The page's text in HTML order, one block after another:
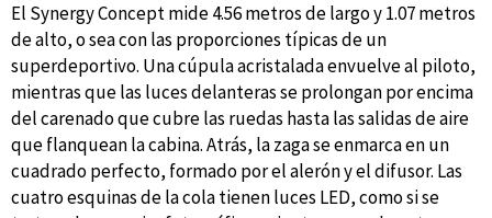
El Synergy Concept mide 4.56 metros de largo y 1.07 metros
de alto, o sea con las proporciones típicas de un
superdeportivo. Una cúpula acristalada envuelve al piloto,
mientras que las luces delanteras se prolongan por encima
del carenado que cubre las ruedas hasta las salidas de aire
que flanquean la cabina. Atrás, la zaga se enmarca en un
cuadrado perfecto, formado por el alerón y el difusor. Las
cuatro esquinas de la cola tienen luces LED, como si se